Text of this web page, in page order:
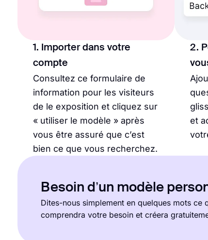
1. Importer dans votre
compte
Consultez ce formulaire de
information pour les visiteurs
de le exposition et cliquez sur
« utiliser le modèle » après
vous être assuré que c’est
bien ce que vous recherchez.
2.
et
Besoin d’un modèle
Dites-nous simplement en quelques mots ce
comprendra votre besoin et créera